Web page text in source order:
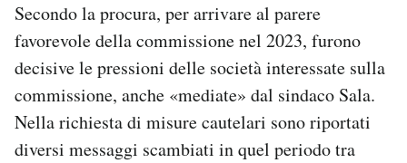
Secondo la procura, per arrivare al parere
favorevole della commissione nel 2023, furono
decisive le pressioni delle società interessate sulla
commissione, anche «mediate» dal sindaco Sala.
Nella richiesta di misure cautelari sono riportati
diversi messaggi scambiati in quel periodo tra